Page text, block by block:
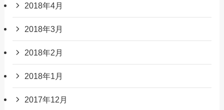
2018年4月
2018年3月
2018年2月
2018年1月
2017年12月